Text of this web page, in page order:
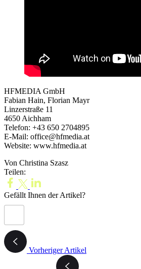
HFMEDIA GmbH
Fabian Hain, Florian Mayr
‍Linzerstraße 11
4650 Aichham
Telefon: +43 650 2704895
E-Mail: office@hfmedia.at
‍Website: www.hfmedia.at
Von Christina Szasz
Teilen:
Gefällt Ihnen der Artikel?
Vorheriger Artikel